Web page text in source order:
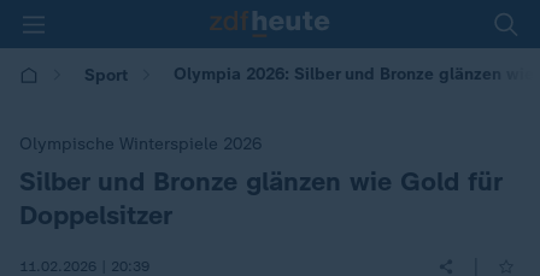
Sport Olympia 2026: Silber und Bronze glänzen
Olympische Winterspiele 2026
:
Silber und Bronze glänzen wie Gold für
Doppelsitzer
11.02.2026 | 20:39